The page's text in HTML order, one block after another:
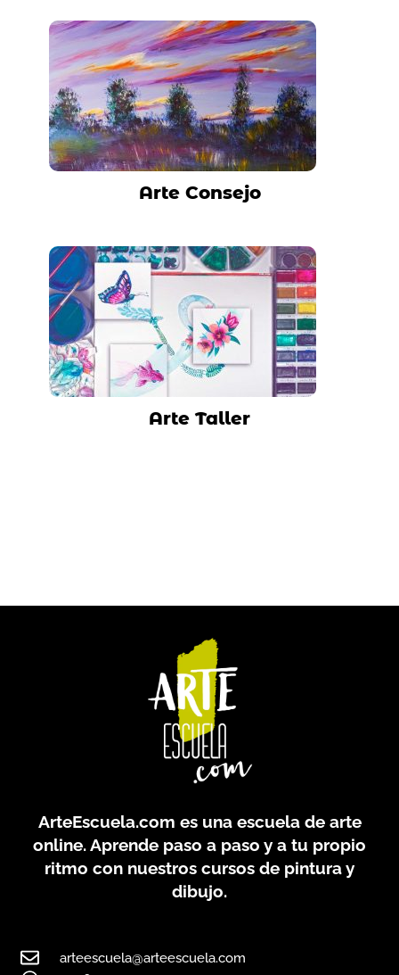
Arte Consejo
Arte Taller
ArteEscuela.com es una escuela de arte
online. Aprende paso a paso y a tu propio
ritmo con nuestros cursos de pintura y
dibujo.
arteescuela@arteescuela.com